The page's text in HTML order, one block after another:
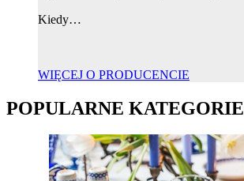
Kiedy…
WIĘCEJ O PRODUCENCIE
POPULARNE KATEGORIE